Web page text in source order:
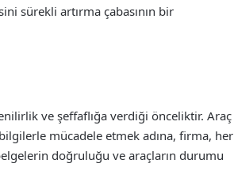
sürekli artırma çabasının bir
ve şeffaflığa verdiği önceliktir. Araç
bilgilerle mücadele etmek adına, firma, her
doğruluğu ve araçların durumu